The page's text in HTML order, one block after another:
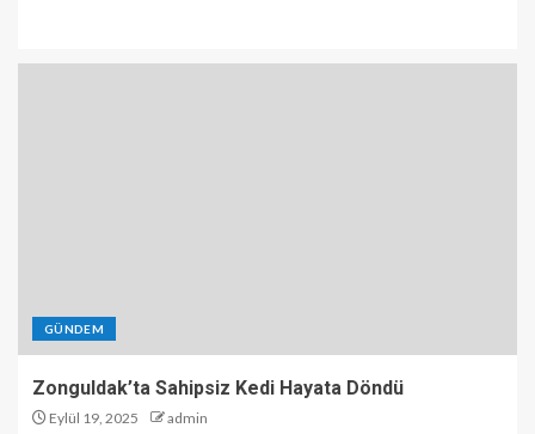
GÜNDEM
Zonguldak’ta Sahipsiz Kedi Hayata Döndü
Eylül 19, 2025 admin